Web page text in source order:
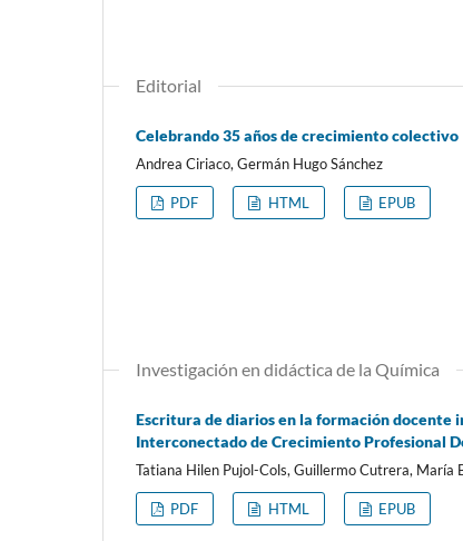
Editorial
Celebrando 35 años de crecimiento colectivo
Andrea Ciriaco, Germán Hugo Sánchez
PDF HTML EPUB
Investigación en didáctica de la Química
Escritura de diarios en la formación docente
Interconectado de Crecimiento Profesional
Tatiana Hilen Pujol-Cols, Guillermo Cutrera, María
PDF HTML EPUB